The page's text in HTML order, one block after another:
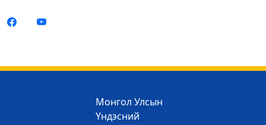
Монгол Улсын
Үндэсний